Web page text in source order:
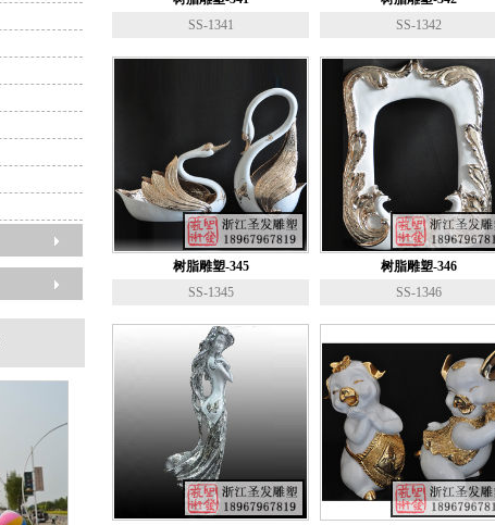
SS-1341
SS-1342
树脂雕塑-345
SS-1345
树脂雕塑-346
SS-1346